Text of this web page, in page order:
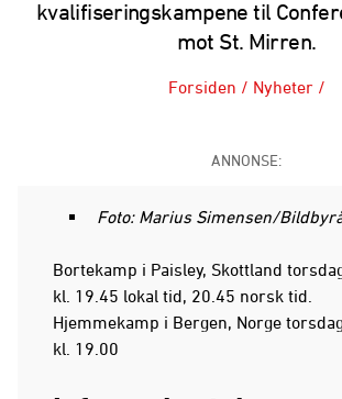
kvalifiseringskampene til
mot St. Mirren.
Forsiden / Nyheter /
ANNONSE:
Foto: Marius Simensen/
Bortekamp i Paisley, Skottland
kl. 19.45 lokal tid, 20.45 norsk tid.
Hjemmekamp i Bergen, Norge
kl. 19.00